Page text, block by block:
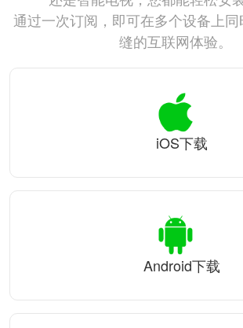
通过一次订阅，即可在多个设备上
缝的互联网体验。
iOS下载
Android下载